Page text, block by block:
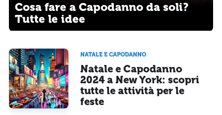
Cosa fare a Capodanno da soli?
Tutte le idee
NATALE E CAPODANNO
Natale e Capodanno
2024 a New York: scopri
tutte le attività per le
feste